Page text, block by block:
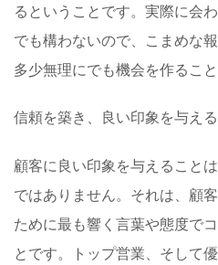
るということです。実際に会
でも構わないので、こまめな
多少無理にでも機会を作ること
信頼を築き、良い印象を与え
顧客に良い印象を与えること
ではありません。それは、顧
ために最も響く言葉や態度で
とです。トップ営業、そして